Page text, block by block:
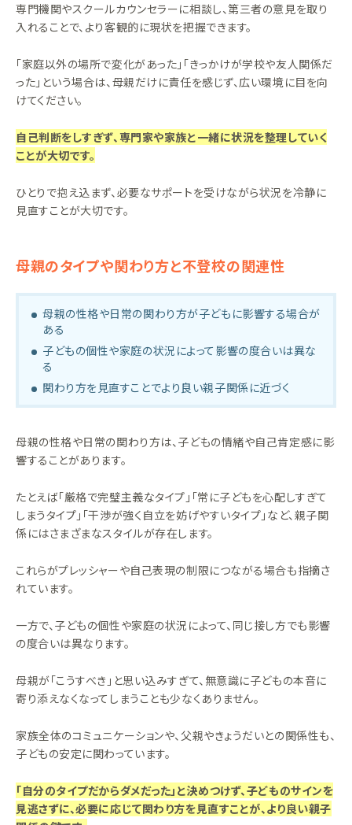
専門機関やスクールカウンセラーに相談し、第三者の意見を取り
入れることで、より客観的に現状を把握できます。
「家庭以外の場所で変化があった」「きっかけが学校や友人関係だ
った」という場合は、母親だけに責任を感じず、広い環境に目を向
けてください。
自己判断をしすぎず、専門家や家族と一緒に状況を整理していく
ことが大切です。
ひとりで抱え込まず、必要なサポートを受けながら状況を冷静に
見直すことが大切です。
母親のタイプや関わり方と不登校の関連性
母親の性格や日常の関わり方が子どもに影響する場合が
ある
子どもの個性や家庭の状況によって影響の度合いは異な
る
関わり方を見直すことでより良い親子関係に近づく
母親の性格や日常の関わり方は、子どもの情緒や自己肯定感に影
響することがあります。
たとえば「厳格で完璧主義なタイプ」「常に子どもを心配しすぎて
しまうタイプ」「干渉が強く自立を妨げやすいタイプ」など、親子関
係にはさまざまなスタイルが存在します。
これらがプレッシャーや自己表現の制限につながる場合も指摘さ
れています。
一方で、子どもの個性や家庭の状況によって、同じ接し方でも影響
の度合いは異なります。
母親が「こうすべき」と思い込みすぎて、無意識に子どもの本音に
寄り添えなくなってしまうことも少なくありません。
家族全体のコミュニケーションや、父親やきょうだいとの関係性も、
子どもの安定に関わっています。
「自分のタイプだからダメだった」と決めつけず、子どものサインを
見逃さずに、必要に応じて関わり方を見直すことが、より良い親子